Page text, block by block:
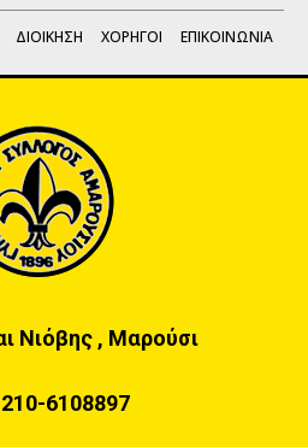
ΔΙΟΙΚΗΣΗ ΧΟΡΗΓΟΙ ΕΠΙΚΟΙΝΩΝΙΑ
Νιόβης , Μαρούσι
210-6108897